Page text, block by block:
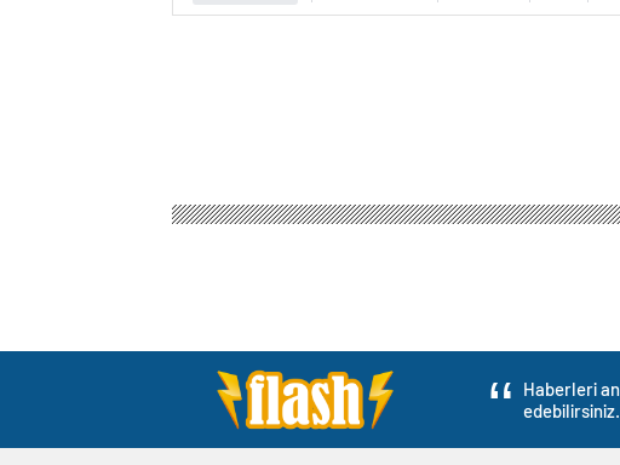
Öğretmenlerin tercih